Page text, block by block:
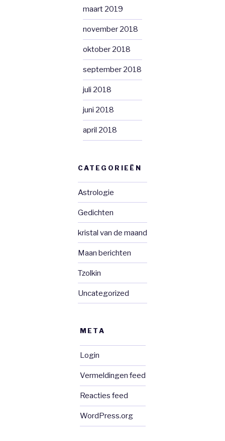
maart 2019
november 2018
oktober 2018
september 2018
juli 2018
juni 2018
april 2018
CATEGORIEËN
Astrologie
Gedichten
kristal van de maand
Maan berichten
Tzolkin
Uncategorized
META
Login
Vermeldingen feed
Reacties feed
WordPress.org